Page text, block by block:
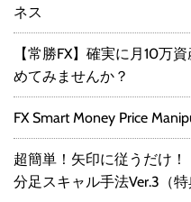
ネス
【常勝FX】確実に月10万
めてみませんか？
FX Smart Money Price
超簡単！矢印に従うだけ！
分足スキャル手法Ver.3（特